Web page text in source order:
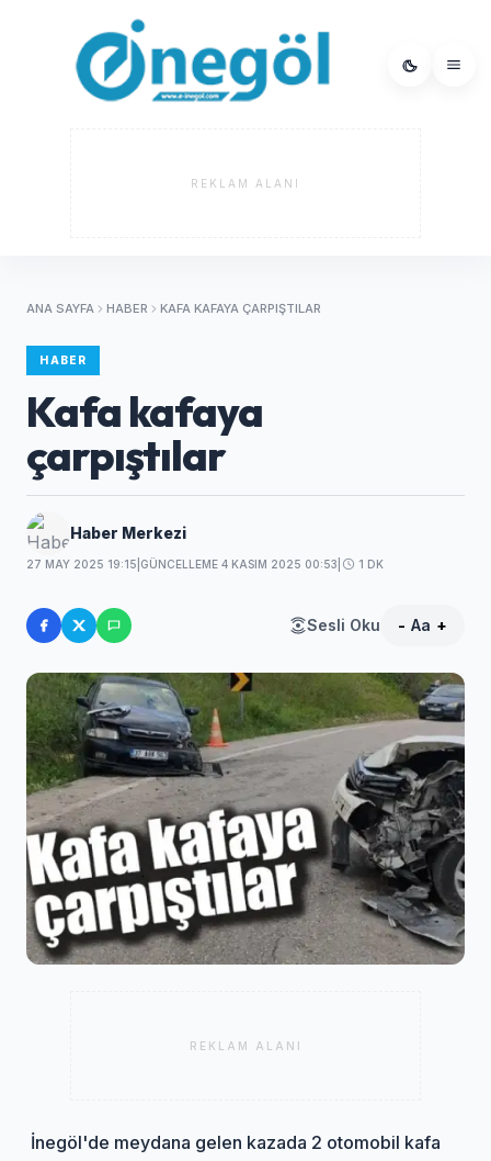
REKLAM ALANI
ANA SAYFA HABER KAFA KAFAYA ÇARPIŞTILAR
HABER
Kafa kafaya
çarpıştılar
Haber Merkezi
27 MAY 2025 19:15 GÜNCELLEME 4 KASIM 2025 00:53 1 DK
Sesli Oku - Aa +
REKLAM ALANI
İnegöl'de meydana gelen kazada 2 otomobil kafa